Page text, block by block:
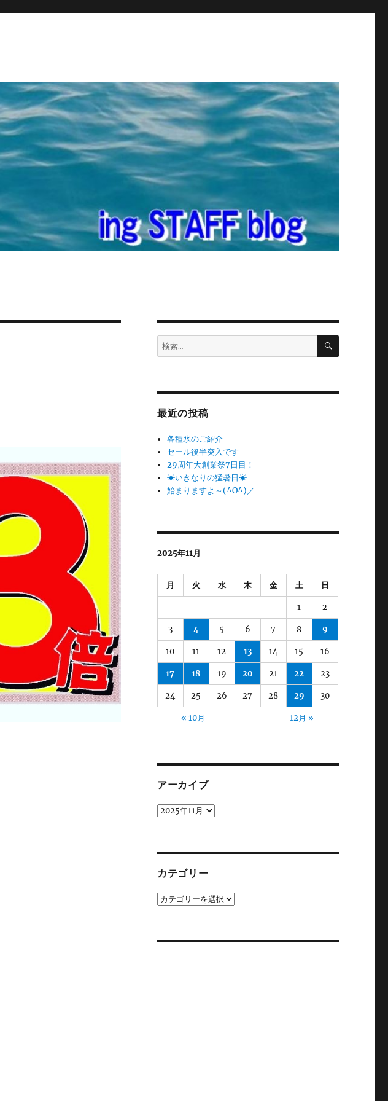
検
索:
検
最近の投稿
各種氷のご紹介
セール後半突入です
29周年大創業祭7日目！
☀いきなりの猛暑日☀
始まりますよ～(^O^)／
2025年11月
月 火 水 木 金 土 日
1 2
3 4 5 6 7 8 9
10 11 12 13 14 15 16
17 18 19 20 21 22 23
24 25 26 27 28 29 30
« 10月 12月 »
アーカイブ
ア
カテゴリー
カ